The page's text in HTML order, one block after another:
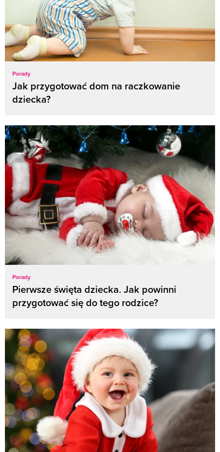
Porady
Jak przygotować dom na raczkowanie
dziecka?
Porady
Pierwsze święta dziecka. Jak powinni
przygotować się do tego rodzice?